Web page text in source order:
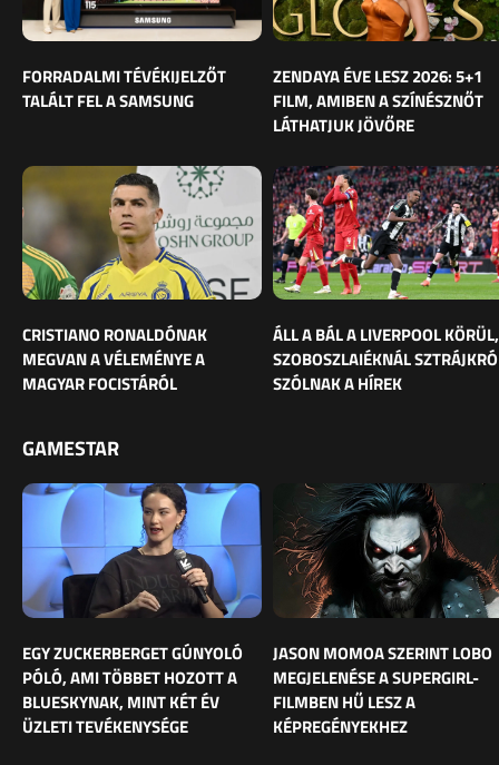
FORRADALMI TÉVÉKIJELZŐT
TALÁLT FEL A SAMSUNG
ZENDAYA ÉVE LESZ 2026: 5+1
FILM, AMIBEN A SZÍNÉSZNŐT
LÁTHATJUK JÖVŐRE
CRISTIANO RONALDÓNAK
MEGVAN A VÉLEMÉNYE A
MAGYAR FOCISTÁRÓL
ÁLL A BÁL A LIVERPOOL KÖRÜL,
SZOBOSZLAIÉKNÁL
SZÓLNAK A HÍREK
GAMESTAR
EGY ZUCKERBERGET GÚNYOLÓ
PÓLÓ, AMI TÖBBET HOZOTT A
BLUESKYNAK, MINT KÉT ÉV
ÜZLETI TEVÉKENYSÉGE
JASON MOMOA SZERINT LOBO
MEGJELENÉSE A SUPERGIRL-
FILMBEN HŰ LESZ A
KÉPREGÉNYEKHEZ